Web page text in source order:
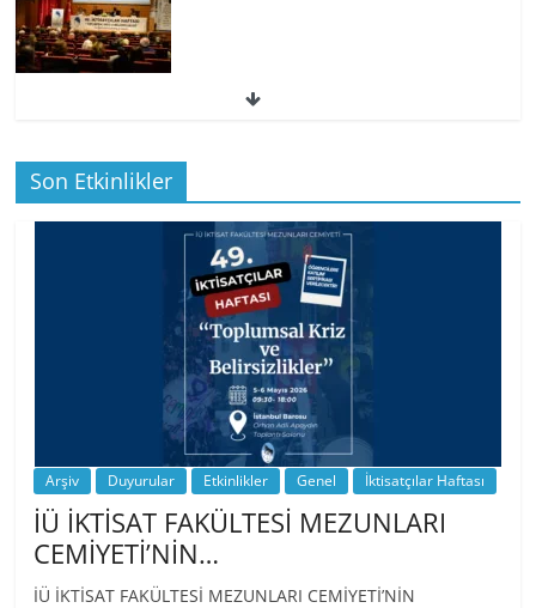
49. İktisatçılar Haftası | 1.…
BİZ İKTİSATLILAR: İÇİMİZDEN BİRİ PROF.
…
Son Etkinlikler
Arşiv Duyurular Etkinlikler Genel İktisatçılar Haftası
İÜ İKTİSAT FAKÜLTESİ MEZUNLARI
CEMİYETİ’NİN…
İÜ İKTİSAT FAKÜLTESİ MEZUNLARI CEMİYETİ’NİN